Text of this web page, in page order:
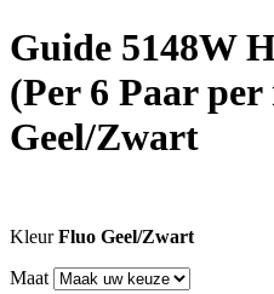
Guide 5148W
(Per 6 Paar
Geel/Zwart
Kleur Fluo Geel/Zwart
Maat